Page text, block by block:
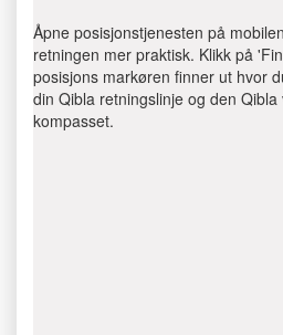
Åpne posisjonstjenesten på
retningen mer praktisk. Klikk på
posisjons markøren finner ut hvor
din Qibla retningslinje og den
kompasset.